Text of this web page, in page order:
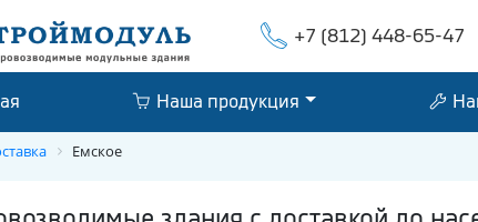
+7 (812) 448-65-47
Наша продукция
Емское